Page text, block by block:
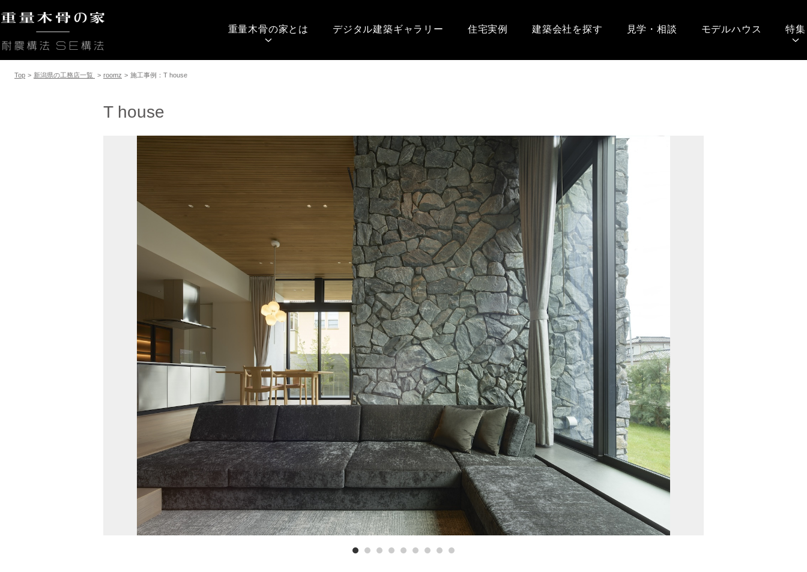
重量木骨の家とは デジタル建築ギャラリー 住宅実例 建築会社を探す 見学・相談 モデルハウス 特集
Top > 新潟県の工務店一覧 > roomz > 施工事例：T house
T house